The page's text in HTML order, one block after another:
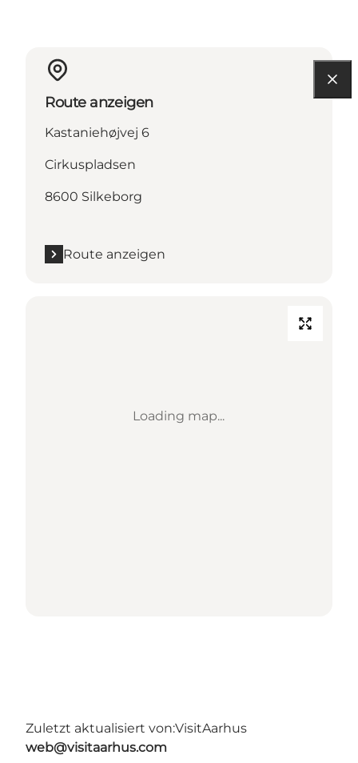
Route anzeigen
Kastaniehøjvej 6
Cirkuspladsen
8600 Silkeborg
Route anzeigen
Loading map...
Zuletzt aktualisiert von:VisitAarhus
web@visitaarhus.com